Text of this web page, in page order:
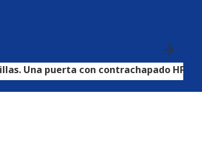
con contrachapado HPL se puede